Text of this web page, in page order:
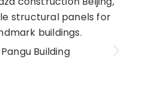
Pangu Building